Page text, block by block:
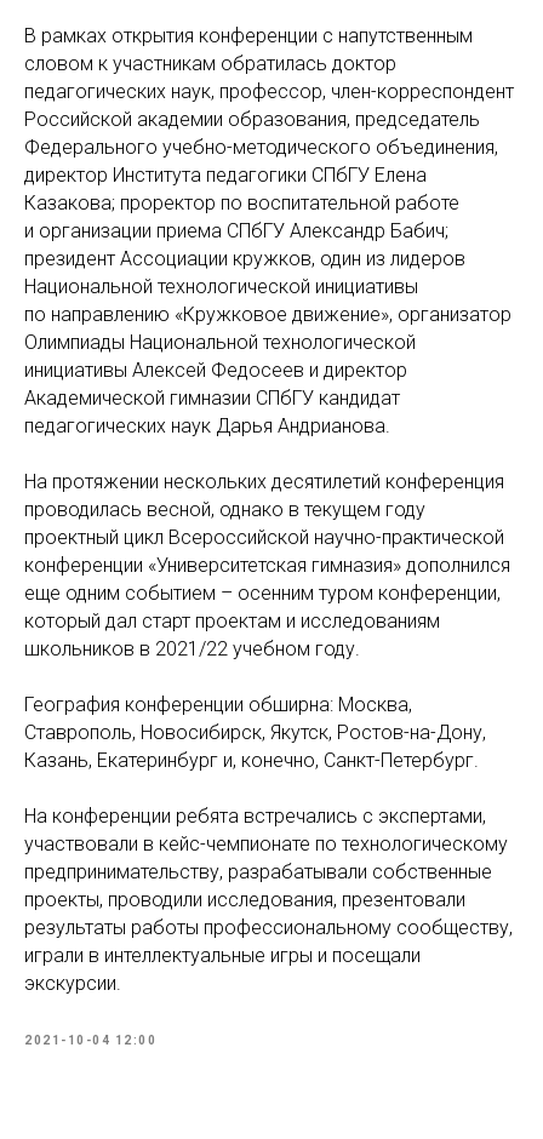
В рамках открытия конференции с напутственным
словом к участникам обратилась доктор
педагогических наук, профессор, член-корреспондент
Российской академии образования, председатель
Федерального учебно-методического объединения,
директор Института педагогики СПбГУ Елена
Казакова; проректор по воспитательной работе
и организации приема СПбГУ Александр Бабич;
президент Ассоциации кружков, один из лидеров
Национальной технологической инициативы
по направлению «Кружковое движение», организатор
Олимпиады Национальной технологической
инициативы Алексей Федосеев и директор
Академической гимназии СПбГУ кандидат
педагогических наук Дарья Андрианова.
На протяжении нескольких десятилетий конференция
проводилась весной, однако в текущем году
проектный цикл Всероссийской научно-практической
конференции «Университетская гимназия» дополнился
еще одним событием – осенним туром конференции,
который дал старт проектам и исследованиям
школьников в 2021/22 учебном году.
География конференции обширна: Москва,
Ставрополь, Новосибирск, Якутск, Ростов-на-Дону,
Казань, Екатеринбург и, конечно, Санкт-Петербург.
На конференции ребята встречались с экспертами,
участвовали в кейс-чемпионате по технологическому
предпринимательству, разрабатывали собственные
проекты, проводили исследования, презентовали
результаты работы профессиональному сообществу,
играли в интеллектуальные игры и посещали
экскурсии.
2021-10-04 12:00